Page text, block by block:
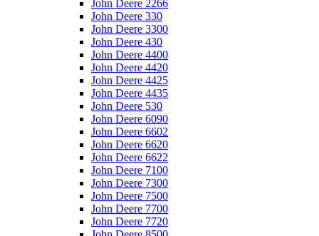
John Deere 2266
John Deere 330
John Deere 3300
John Deere 430
John Deere 4400
John Deere 4420
John Deere 4425
John Deere 4435
John Deere 530
John Deere 6090
John Deere 6602
John Deere 6620
John Deere 6622
John Deere 7100
John Deere 7300
John Deere 7500
John Deere 7700
John Deere 7720